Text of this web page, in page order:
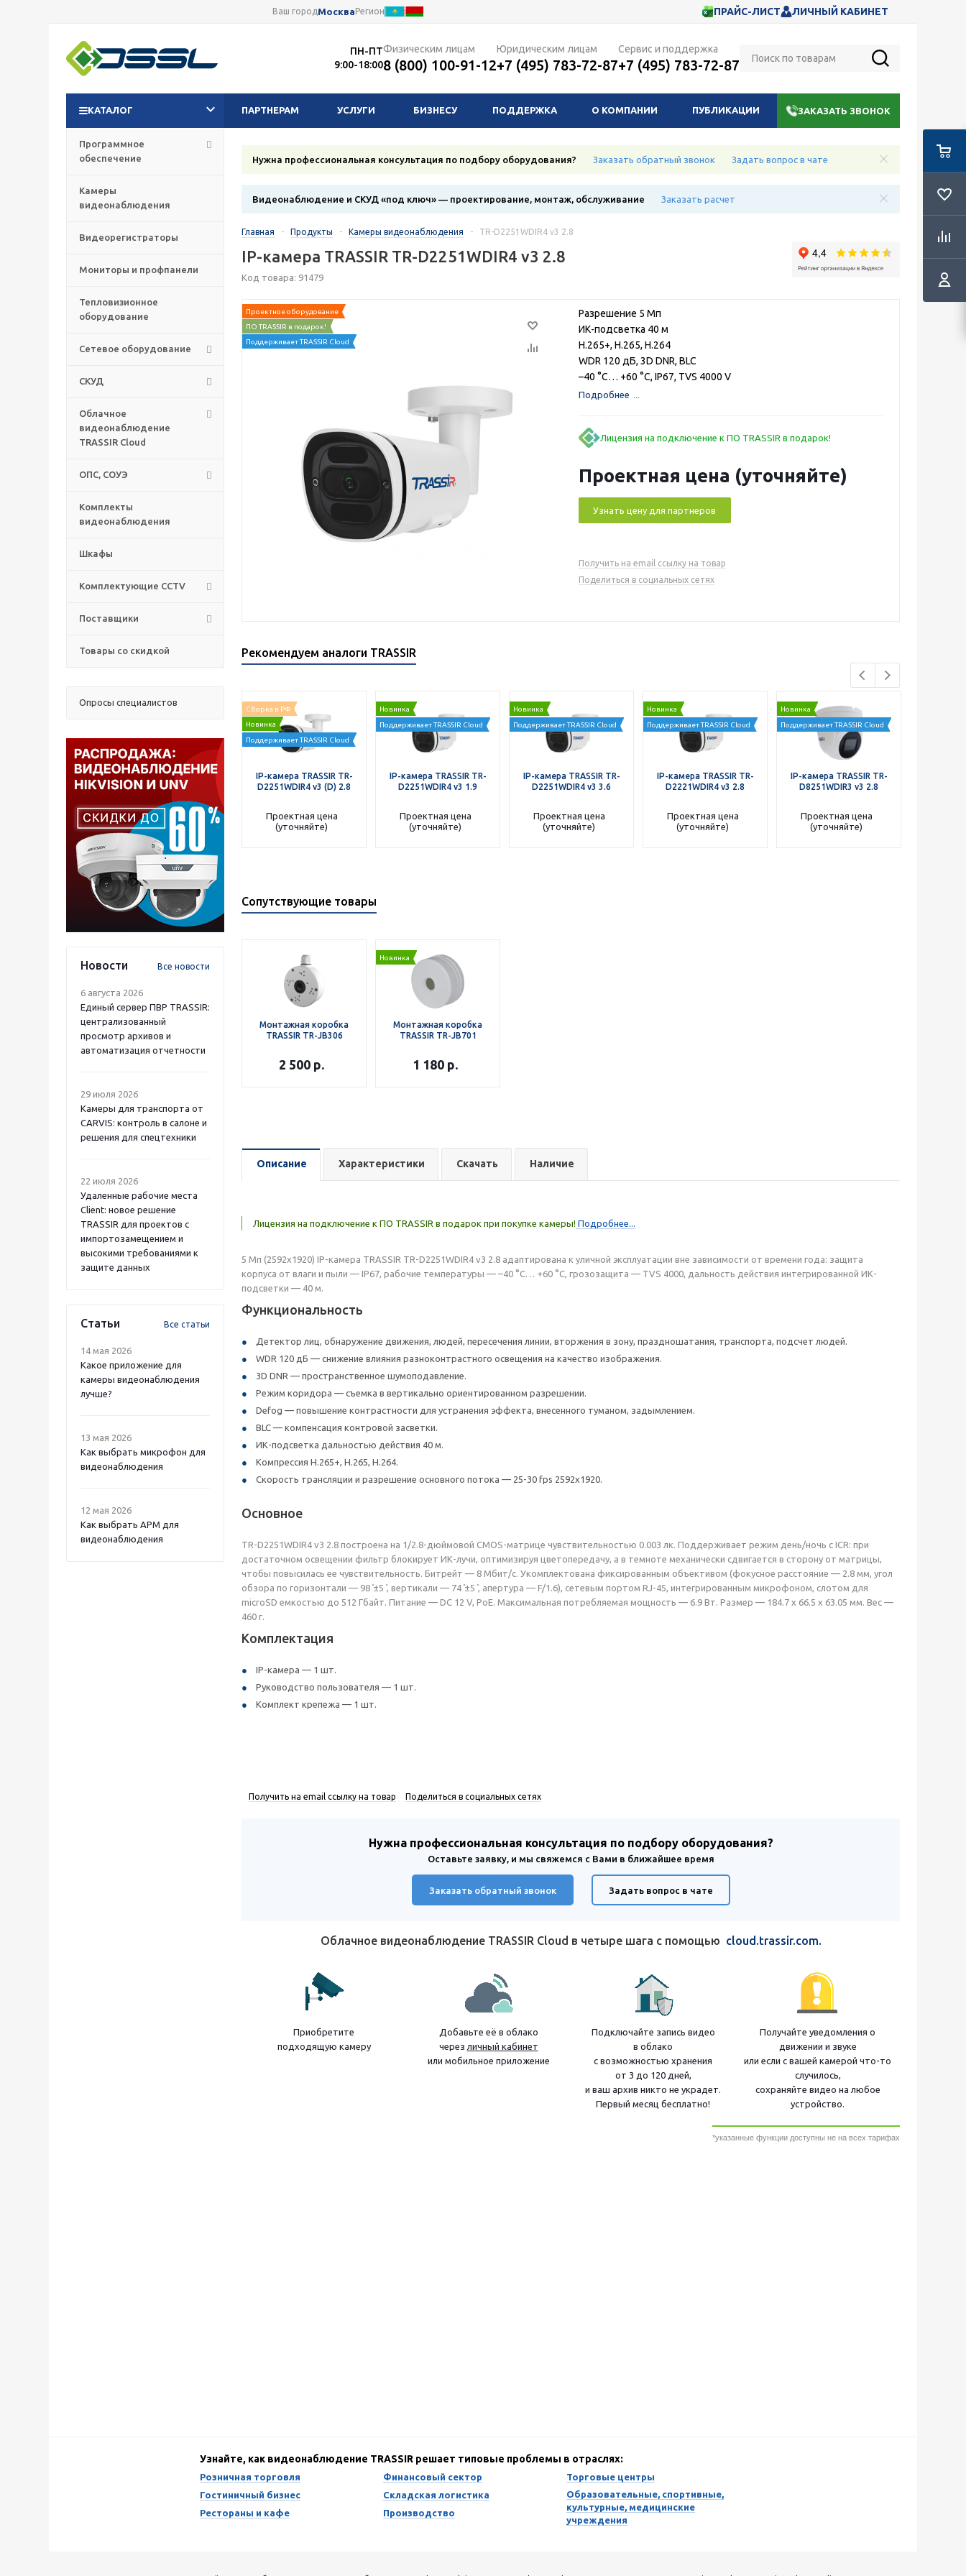
Ваш городМоскваРегион ПРАЙС-ЛИСТ ЛИЧНЫЙ КАБИНЕТ
ПН-ПТ
9:00-18:00
Физическим лицам
8 (800) 100-91-12
Юридическим лицам
+7 (495) 783-72-87
Сервис и поддержка
+7 (495) 783-72-87
КАТАЛОГ ПАРТНЕРАМ УСЛУГИ БИЗНЕСУ ПОДДЕРЖКА О КОМПАНИИ ПУБЛИКАЦИИ ЗАКАЗАТЬ ЗВОНОК
Программное
обеспечение
Камеры
видеонаблюдения
Видеорегистраторы
Мониторы и профпанели
Тепловизионное
оборудование
Сетевое оборудование
СКУД
Облачное
видеонаблюдение
TRASSIR Cloud
ОПС, СОУЭ
Комплекты
видеонаблюдения
Шкафы
Комплектующие CCTV
Поставщики
Товары со скидкой
Опросы специалистов
Новости Все новости
6 августа 2026
Единый сервер ПВР TRASSIR:
централизованный
просмотр архивов и
автоматизация отчетности
29 июля 2026
Камеры для транспорта от
CARVIS: контроль в салоне и
решения для спецтехники
22 июля 2026
Удаленные рабочие места
Client: новое решение
TRASSIR для проектов с
импортозамещением и
высокими требованиями к
защите данных
Статьи Все статьи
14 мая 2026
Какое приложение для
камеры видеонаблюдения
лучше?
13 мая 2026
Как выбрать микрофон для
видеонаблюдения
12 мая 2026
Как выбрать APM для
видеонаблюдения
Нужна профессиональная консультация по подбору оборудования? Заказать обратный звонок Задать вопрос в чате
Видеонаблюдение и СКУД «под ключ» — проектирование, монтаж, обслуживание Заказать расчет
Главная - Продукты - Камеры видеонаблюдения - TR-D2251WDIR4 v3 2.8
IP-камера TRASSIR TR-D2251WDIR4 v3 2.8
Код товара: 91479
Проектное оборудование
ПО TRASSIR в подарок!
Поддерживает TRASSIR Cloud
Разрешение 5 Мп
ИК-подсветка 40 м
H.265+, H.265, H.264
WDR 120 дБ, 3D DNR, BLC
–40 °C… +60 °C, IP67, TVS 4000 V
Подробнее
Лицензия на подключение к ПО TRASSIR в подарок!
Проектная цена (уточняйте)
Узнать цену для партнеров
Получить на email ссылку на товар
Поделиться в социальных сетях
Рекомендуем аналоги TRASSIR
Сборка в РФ
Новинка
Поддерживает TRASSIR Cloud
IP-камера TRASSIR TR-
D2251WDIR4 v3 (D) 2.8
Проектная цена
(уточняйте)
Новинка
Поддерживает TRASSIR Cloud
IP-камера TRASSIR TR-
D2251WDIR4 v3 1.9
Проектная цена
(уточняйте)
Новинка
Поддерживает TRASSIR Cloud
IP-камера TRASSIR TR-
D2251WDIR4 v3 3.6
Проектная цена
(уточняйте)
Новинка
Поддерживает TRASSIR Cloud
IP-камера TRASSIR TR-
D2221WDIR4 v3 2.8
Проектная цена
(уточняйте)
Новинка
Поддерживает TRASSIR Cloud
IP-камера TRASSIR TR-
D8251WDIR3 v3 2.8
Проектная цена
(уточняйте)
Сопутствующие товары
Монтажная коробка
TRASSIR TR-JB306
2 500 р.
Новинка
Монтажная коробка
TRASSIR TR-JB701
1 180 р.
Описание Характеристики Скачать Наличие
Лицензия на подключение к ПО TRASSIR в подарок при покупке камеры! Подробнее...
5 Мп (2592x1920) IP-камера TRASSIR TR-D2251WDIR4 v3 2.8 адаптирована к уличной эксплуатации вне зависимости от времени года: защита
корпуса от влаги и пыли — IP67, рабочие температуры — –40 °C… +60 °C, грозозащита — TVS 4000, дальность действия интегрированной ИК-
подсветки — 40 м.
Функциональность
Детектор лиц, обнаружение движения, людей, пересечения линии, вторжения в зону, праздношатания, транспорта, подсчет людей.
WDR 120 дБ — снижение влияния разноконтрастного освещения на качество изображения.
3D DNR — пространственное шумоподавление.
Режим коридора — съемка в вертикально ориентированном разрешении.
Defog — повышение контрастности для устранения эффекта, внесенного туманом, задымлением.
BLC — компенсация контровой засветки.
ИК-подсветка дальностью действия 40 м.
Компрессия H.265+, H.265, H.264.
Скорость трансляции и разрешение основного потока — 25-30 fps 2592x1920.
Основное
TR-D2251WDIR4 v3 2.8 построена на 1/2.8-дюймовой CMOS-матрице чувствительностью 0.003 лк. Поддерживает режим день/ночь с ICR: при
достаточном освещении фильтр блокирует ИК-лучи, оптимизируя цветопередачу, а в темноте механически сдвигается в сторону от матрицы,
чтобы повысилась ее чувствительность. Битрейт — 8 Мбит/с. Укомплектована фиксированным объективом (фокусное расстояние — 2.8 мм, угол
обзора по горизонтали — 98 ̊±5 ̊, вертикали — 74 ̊±5 ̊, апертура — F/1.6), сетевым портом RJ-45, интегрированным микрофоном, слотом для
microSD емкостью до 512 Гбайт. Питание — DC 12 V, PoE. Максимальная потребляемая мощность — 6.9 Вт. Размер — 184.7 x 66.5 x 63.05 мм. Вес —
460 г.
Комплектация
IP-камера — 1 шт.
Руководство пользователя — 1 шт.
Комплект крепежа — 1 шт.
Получить на email ссылку на товар Поделиться в социальных сетях
Нужна профессиональная консультация по подбору оборудования?
Оставьте заявку, и мы свяжемся с Вами в ближайшее время
Заказать обратный звонок Задать вопрос в чате
Облачное видеонаблюдение TRASSIR Cloud в четыре шага с помощью cloud.trassir.com.
Приобретите
подходящую камеру
Добавьте её в облако
через личный кабинет
или мобильное приложение
Подключайте запись видео
в облако
с возможностью хранения
от 3 до 120 дней,
и ваш архив никто не украдет.
Первый месяц бесплатно!
Получайте уведомления о
движении и звуке
или если с вашей камерой что-то
случилось,
сохраняйте видео на любое
устройство.
*указанные функции доступны не на всех тарифах
Узнайте, как видеонаблюдение TRASSIR решает типовые проблемы в отраслях:
Розничная торговля
Гостиничный бизнес
Рестораны и кафе
Финансовый сектор
Складская логистика
Производство
Торговые центры
Образовательные, спортивные,
культурные, медицинские
учреждения